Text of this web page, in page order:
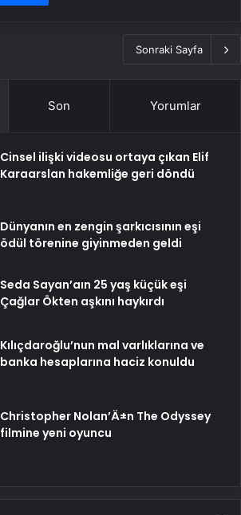
Sonraki Sayfa
Son Yorumlar
Cinsel ilişki videosu ortaya çıkan Elif
Karaarslan hakemliğe geri döndü
Dünyanın en zengin şarkıcısının eşi
ödül törenine giyinmeden geldi
Seda Sayan’aın 25 yaş küçük eşi
Çağlar Ökten aşkını haykırdı
Kılıçdaroğlu’nun mal varlıklarına ve
banka hesaplarına haciz konuldu
Christopher Nolan’Ä±n The Odyssey
filmine yeni oyuncu